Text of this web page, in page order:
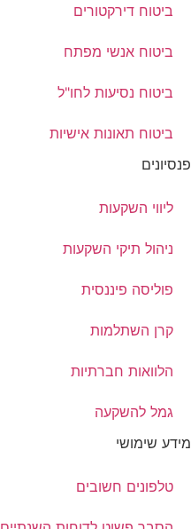
ביטוח דירקטורים
ביטוח אנשי מפתח
ביטוח נסיעות לחו"ל
ביטוח תאונות אישיות
פנסיונים
ליווי השקעות
ניהול תיקי השקעות
פוליסה פיננסית
קרן השתלמות
הלוואות חברתיות
גמל להשקעה
מידע שימושי
טלפונים חשובים